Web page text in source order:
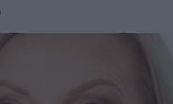
- per la sua grande capacità di
l’aumento dei trattamenti
le sue note.